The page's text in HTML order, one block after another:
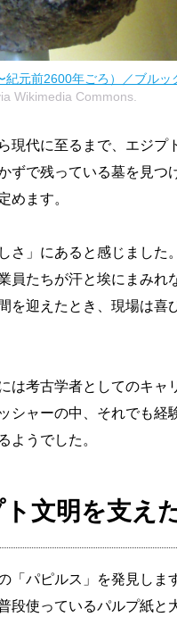
元前2600年ごろ）／ブルッ
Wikimedia Commons.
現代に至るまで、エジプ
ずで残っている墓を見つ
めます。
さ」にあると感じました
員たちが汗と埃にまみれ
を迎えたとき、現場は喜
考古学者としてのキャ
シャーの中、それでも経
ようでした。
文明を支え
「パピルス」を発見しま
使っているパルプ紙と